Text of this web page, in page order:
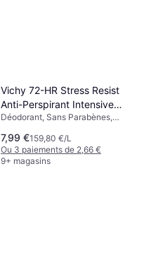
Vichy 72-HR Stress Resist
Anti-Perspirant Intensive
Treatment Deo Roll-on 50ml 1
pcs
Déodorant, Sans Parabènes,
Antitranspirant
7,99 €159,80 €/L
Ou 3 paiements de 2,66 €
9+ magasins